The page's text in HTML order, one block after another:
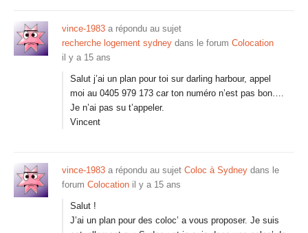
vince-1983 a répondu au sujet
recherche logement sydney dans le forum Colocation
il y a 15 ans
Salut j’ai un plan pour toi sur darling harbour, appel
moi au 0405 979 173 car ton numéro n’est pas bon….
Je n’ai pas su t’appeler.
Vincent
vince-1983 a répondu au sujet Coloc à Sydney dans le
forum Colocation il y a 15 ans
Salut !
J’ai un plan pour des coloc’ a vous proposer. Je suis